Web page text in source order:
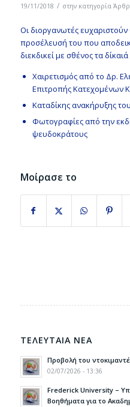
19/11/2018 / στην κατηγορία
Οι διοργανωτές
προσέλευσή του που
διεκδικεί με σθένος τα
Χαιρετισμός από το Δρ.
Επιτροπής Κατεχομένων
Καταδίκης ανακήρυξης
Φωτογραφίες από την
ψευδοκράτους
Μοίρασε το
ΤΕΛΕΥΤΑΙΑ ΝΕΑ
Προβολή του
02/07/2026 - 13:36
Frederick University –
Βοηθήματα για το